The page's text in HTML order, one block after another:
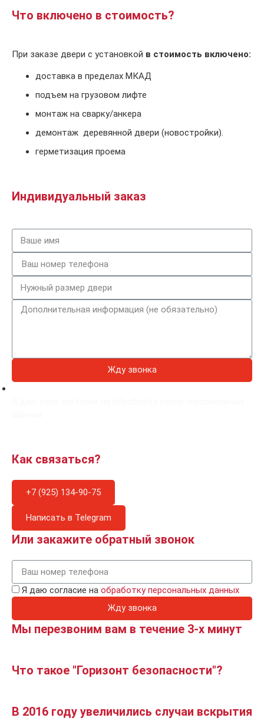
Что включено в стоимость?
При заказе двери с установкой в стоимость включено:
доставка в пределах МКАД
подъем на грузовом лифте
монтаж на сварку/анкера
демонтаж деревянной двери (новостройки).
герметизация проема
Индивидуальный заказ
Жду звонка
Как связаться?
+7 (925) 134-90-75
Написать в Telegram
Или закажите обратный звонок
Я даю согласие на обработку персональных данных
Жду звонка
Мы перезвоним вам в течение 3-х минут
Что такое "Горизонт безопасности"?
В 2016 году увеличились случаи вскрытия